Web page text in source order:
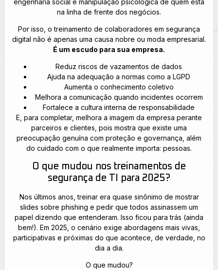
na linha de frente dos negócios.
Por isso, o treinamento de colaboradores em segurança
digital não é apenas uma causa nobre ou moda empresarial.
É um escudo para sua empresa.
Reduz riscos de vazamentos de dados
Ajuda na adequação a normas como a LGPD
Aumenta o conhecimento coletivo
Melhora a comunicação quando incidentes ocorrem
Fortalece a cultura interna de responsabilidade
E, para completar, melhora a imagem da empresa perante
parceiros e clientes, pois mostra que existe uma
preocupação genuína com proteção e governança, além
do cuidado com o que realmente importa: pessoas.
O que mudou nos treinamentos de
segurança de TI para 2025?
Nos últimos anos, treinar era quase sinônimo de mostrar
slides sobre phishing e pedir que todos assinassem um
papel dizendo que entenderam. Isso ficou para trás (ainda
bem!). Em 2025, o cenário exige abordagens mais vivas,
participativas e próximas do que acontece, de verdade, no
dia a dia.
O que mudou?